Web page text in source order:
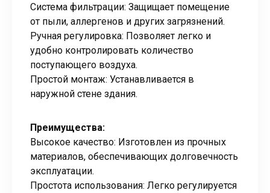
Система фильтрации: Защищает помещение
от пыли, аллергенов и других загрязнений.
Ручная регулировка: Позволяет легко и
удобно контролировать количество
поступающего воздуха.
Простой монтаж: Устанавливается в
наружной стене здания.
Преимущества:
Высокое качество: Изготовлен из прочных
материалов, обеспечивающих долговечность
эксплуатации.
Простота использования: Легко регулируется